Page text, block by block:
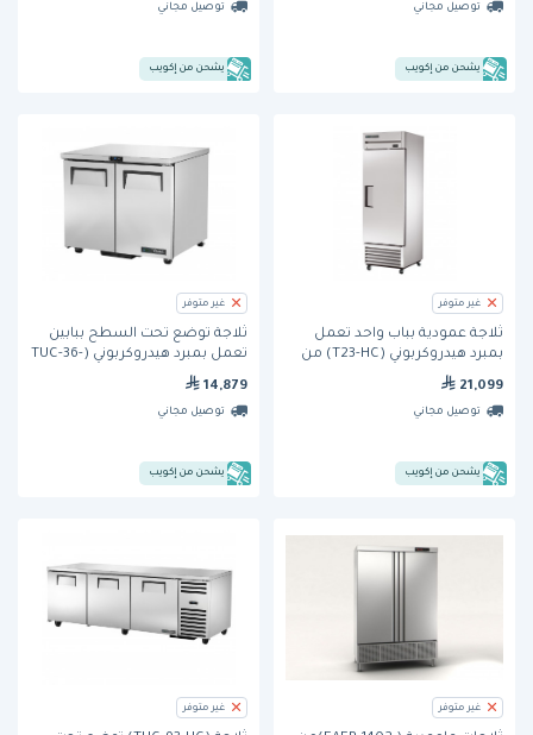
توصيل مجاني
يشحن من إكويب
توصيل مجاني
يشحن من إكويب
غير متوفر
ثلاجة عمودية بباب واحد تعمل
بمبرد هيدروكربوني (T23-HC) من
21,099
توصيل مجاني
يشحن من إكويب
غير متوفر
ثلاجة تُوضع تحت السطح ببابين
تعمل بمبرد هيدروكربوني (TUC-36-
14,879
توصيل مجاني
يشحن من إكويب
غير متوفر غير متوفر